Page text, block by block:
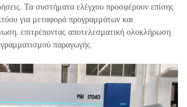
Τα συστήματα ελέγχου προσφέρουν επίσης
για μεταφορά προγραμμάτων και
επιτρέποντας αποτελεσματική ολοκλήρωση
παραγωγής.